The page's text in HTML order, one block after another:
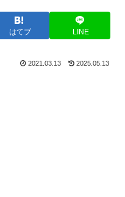
はてブ LINE
2021.03.13 2025.05.13